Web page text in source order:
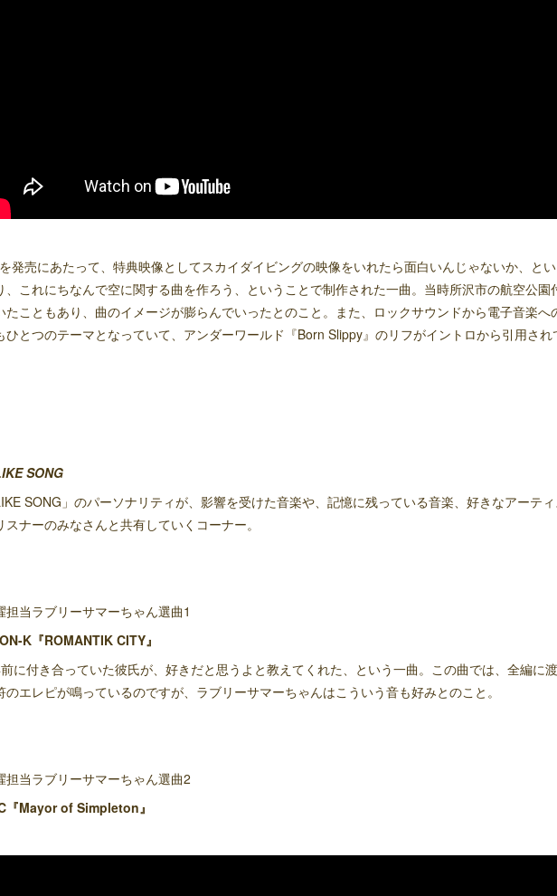
発売にあたって、特典映像としてスカイダイビングの映像をいれたら面白いんじゃないか、と
、これにちなんで空に関する曲を作ろう、ということで制作された一曲。当時所沢市の航空公園
たこともあり、曲のイメージが膨らんでいったとのこと。また、ロックサウンドから電子音楽へ
ひとつのテーマとなっていて、アンダーワールド『Born Slippy』のリフがイントロから引用され
SONG
SONG」のパーソナリティが、影響を受けた音楽や、記憶に残っている音楽、好きなアーテ
スナーのみなさんと共有していくコーナー。
担当ラブリーサマーちゃん選曲1
K『ROMANTIK CITY』
に付き合っていた彼氏が、好きだと思うよと教えてくれた、という一曲。この曲では、全編に
のエレピが鳴っているのですが、ラブリーサマーちゃんはこういう音も好みとのこと。
担当ラブリーサマーちゃん選曲2
『Mayor of Simpleton』